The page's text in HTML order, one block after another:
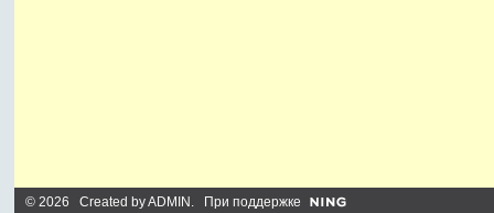
© 2026 Created byADMIN . При поддержке